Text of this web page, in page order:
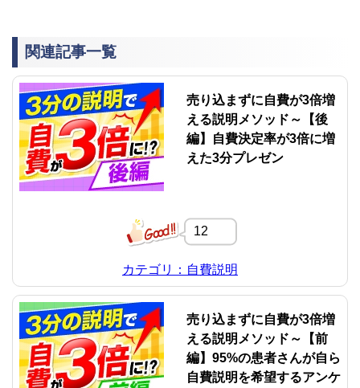
関連記事一覧
売り込まずに自費が3倍増
える説明メソッド～【後
編】自費決定率が3倍に増
えた3分プレゼン
12
カテゴリ：自費説明
売り込まずに自費が3倍増
える説明メソッド～【前
編】95%の患者さんが自ら
自費説明を希望するアンケ